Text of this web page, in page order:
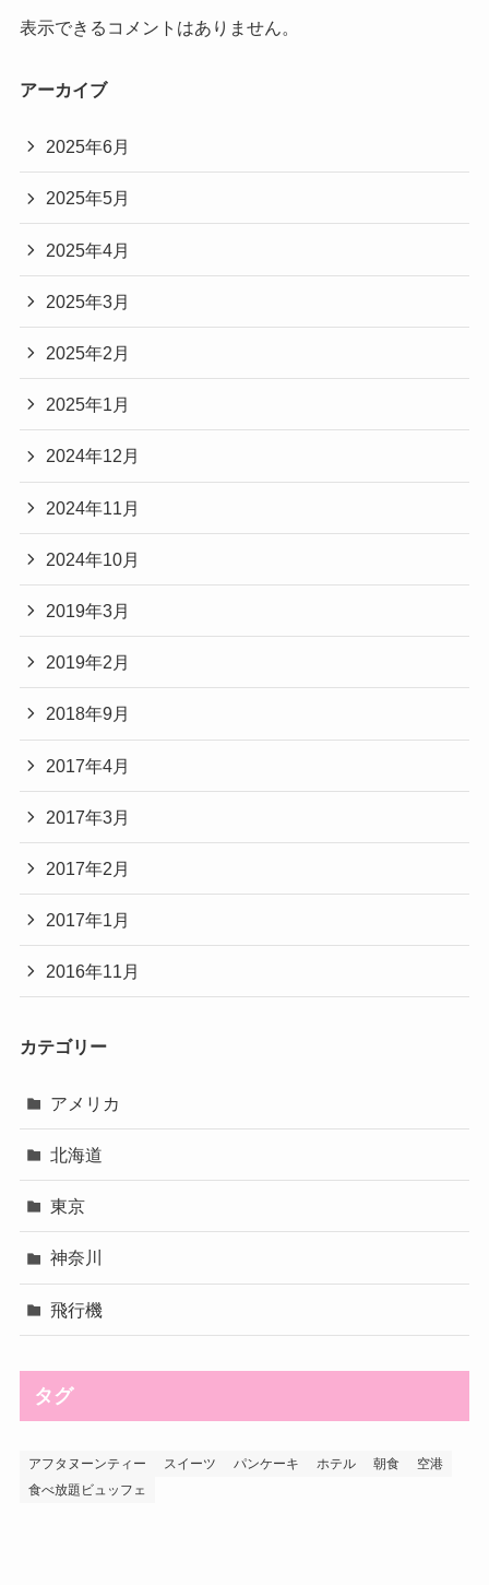
表示できるコメントはありません。
アーカイブ
2025年6月
2025年5月
2025年4月
2025年3月
2025年2月
2025年1月
2024年12月
2024年11月
2024年10月
2019年3月
2019年2月
2018年9月
2017年4月
2017年3月
2017年2月
2017年1月
2016年11月
カテゴリー
アメリカ
北海道
東京
神奈川
飛行機
タグ
アフタヌーンティー スイーツ パンケーキ ホテル 朝食
空港
食べ放題ビュッフェ